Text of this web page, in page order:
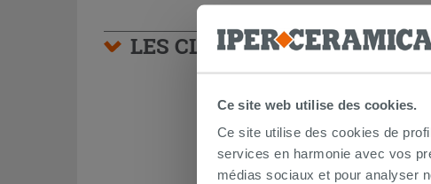
Ce site web utilise des cookies.
Ce site utilise des cookies de
services en harmonie avec vos
médias sociaux et pour analyser
LES CLIENTS AYANT